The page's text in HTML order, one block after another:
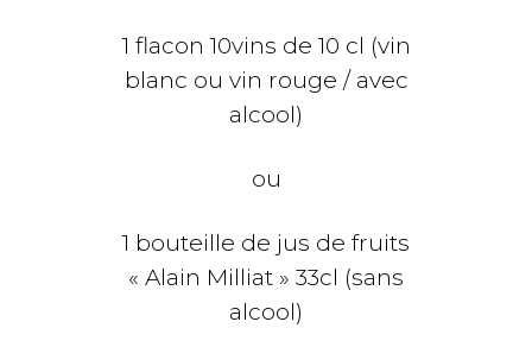
1 flacon 10vins de 10 cl (vin
blanc ou vin rouge / avec
alcool)
ou
1 bouteille de jus de fruits
« Alain Milliat » 33cl (sans
alcool)